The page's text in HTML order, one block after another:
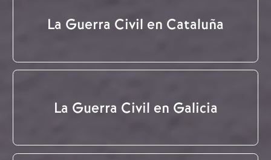
La Guerra Civil en Cataluña
La Guerra Civil en Galicia